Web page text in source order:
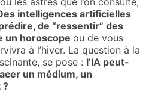
intelligences artificielles
de “ressentir” des
un horoscope ou de vous
à l’hiver. La question à la
se pose : l’IA peut-
un médium, un
?